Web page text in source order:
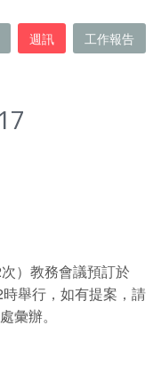
週訊 工作報告
）教務會議預訂於
舉行，如有提案，請
彙辦。